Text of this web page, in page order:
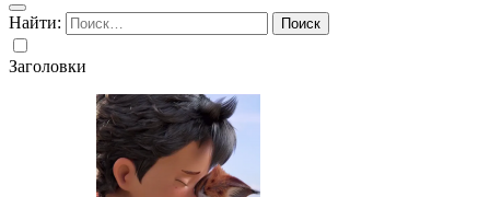
Найти:
Заголовки